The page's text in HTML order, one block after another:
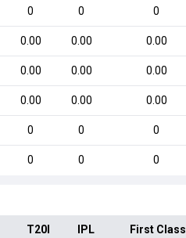
0 0 0
0.00 0.00 0.00
0.00 0.00 0.00
0.00 0.00 0.00
0 0 0
0 0 0
T20I IPL First Class